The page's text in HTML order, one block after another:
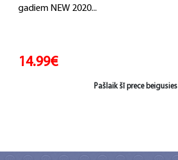
gadiem NEW 2020...
14.99€
Pašlaik šī prece beigusies